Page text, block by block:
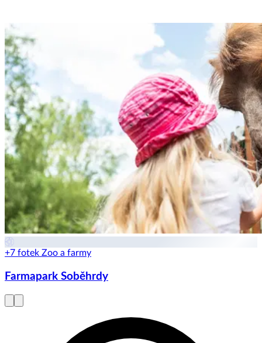
+7 fotek Zoo a farmy
Farmapark Soběhrdy